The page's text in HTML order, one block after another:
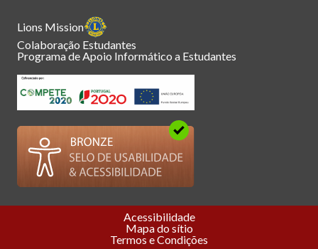
Lions Mission
Colaboração Estudantes
Programa de Apoio Informático a Estudantes
Acessibilidade
Mapa do sítio
Termos e Condições